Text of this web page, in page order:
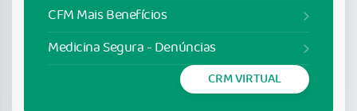
CFM Mais Benefícios
Medicina Segura - Denúncias
CRM VIRTUAL